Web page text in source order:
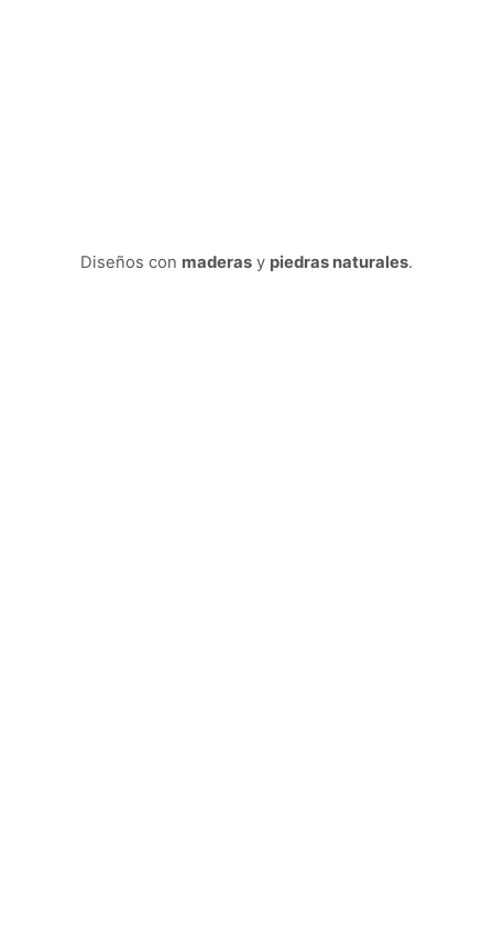
Diseños con maderas y piedras naturales.